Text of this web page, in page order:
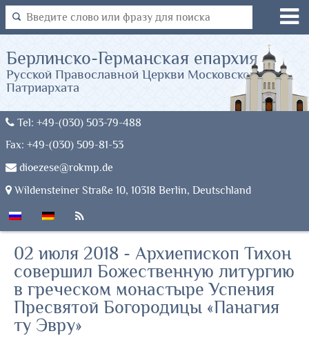
Tel: +49-(030) 503-79-488
Fax: +49-(030) 509-81-53
dioezese@rokmp.de
Wildensteiner Straße 10, 10318 Berlin, Deutschland
Берлинско-Германская епархия
Русской Православной Церкви Московского
Патриархата
02 июля 2018 - Архиепископ Тихон
совершил Божественную литургию
в греческом монастыре Успения
Пресвятой Богородицы «Панагия
ту Эвру»